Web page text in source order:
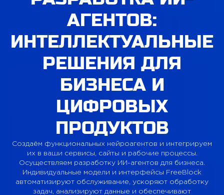
БЛОКЧЕЙН
AI
РАЗРАБОТКА
УСЛУГИ
ПРОЕКТЫ
КОНТАКТЫ
АГЕНТОВ:
ИНТЕЛЛЕКТУАЛЬНЫЕ
РЕШЕНИЯ ДЛЯ
БИЗНЕСА И
ЦИФРОВЫХ
ПРОДУКТОВ
Создаём функциональных нейроагентов и интегрируем
их в ваши сервисы, сайты и рабочие процессы.
Осуществляем разработку ИИ-агентов для бизнеса.
Индивидуальные модели и интерфейсы FreeBlock
автоматизируют обслуживание, ускоряют обработку
задач, анализируют данные и обеспечивают